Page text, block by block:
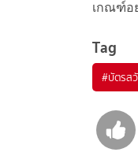
เกณฑ์อ
Tag
#บัตรส